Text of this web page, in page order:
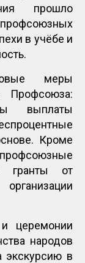
прошло
в учёбе и
меры
Профсоюза:
выплаты
Кроме
гранты от
церемонии
народов
экскурсию в